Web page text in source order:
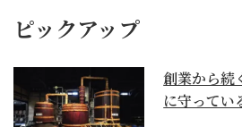
ピックアップ
創業から続
に守ってい